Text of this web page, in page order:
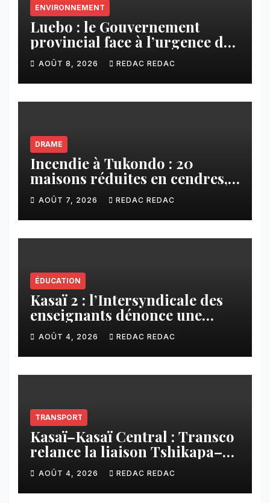
ENVIRONNEMENT
Luebo : le Gouvernement
provincial face à l’urgence des
érosions qui menacent la cité
AOÛT 8, 2026 REDAC REDAC
DRAME
Incendie à Tukondo : 20
maisons réduites en cendres,
plusieurs familles sans abri
AOÛT 7, 2026 REDAC REDAC
ÉDUCATION
Kasaï 2 : l’Intersyndicale des
enseignants dénonce une
contribution financière
imposée aux écoles de la
CNCA
AOÛT 4, 2026 REDAC REDAC
TRANSPORT
Kasaï–Kasaï Central : Transco
relance la liaison Tshikapa–
Tshiamu pour faciliter les
échanges
AOÛT 4, 2026 REDAC REDAC